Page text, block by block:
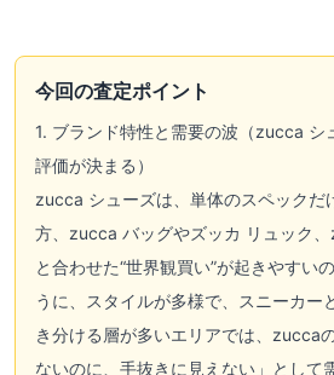
今回の査定ポイント
1. ブランド特性と需要の波（zucca シ
評価が決まる）
zucca シューズは、単体のスペックだ
方、zucca バッグやズッカ リュック
と合わせた“世界観買い”が起きやすい
うに、スタイルが多様で、スニーカー
き分ける層が多いエリアでは、zucca
ないのに、手抜きに見えない」として